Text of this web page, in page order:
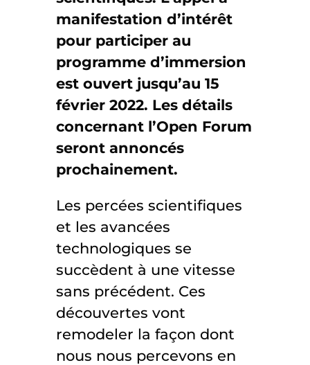
manifestation d’intérêt
pour participer au
programme d’immersion
est ouvert jusqu’au 15
février 2022. Les détails
concernant l’Open Forum
seront annoncés
prochainement.
Les percées scientifiques
et les avancées
technologiques se
succèdent à une vitesse
sans précédent. Ces
découvertes vont
remodeler la façon dont
nous nous percevons en